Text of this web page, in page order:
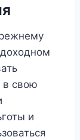
в свою
и